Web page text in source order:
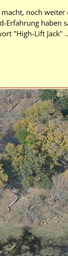
noch
Erfahrung
"High-Lift Jack"